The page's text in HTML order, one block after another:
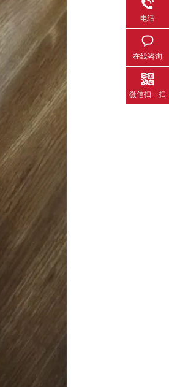
电话
在线咨询
微信扫一扫